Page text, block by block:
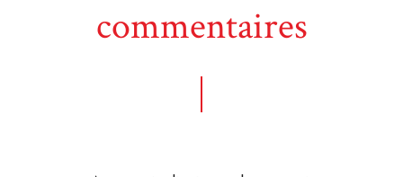
commentaires